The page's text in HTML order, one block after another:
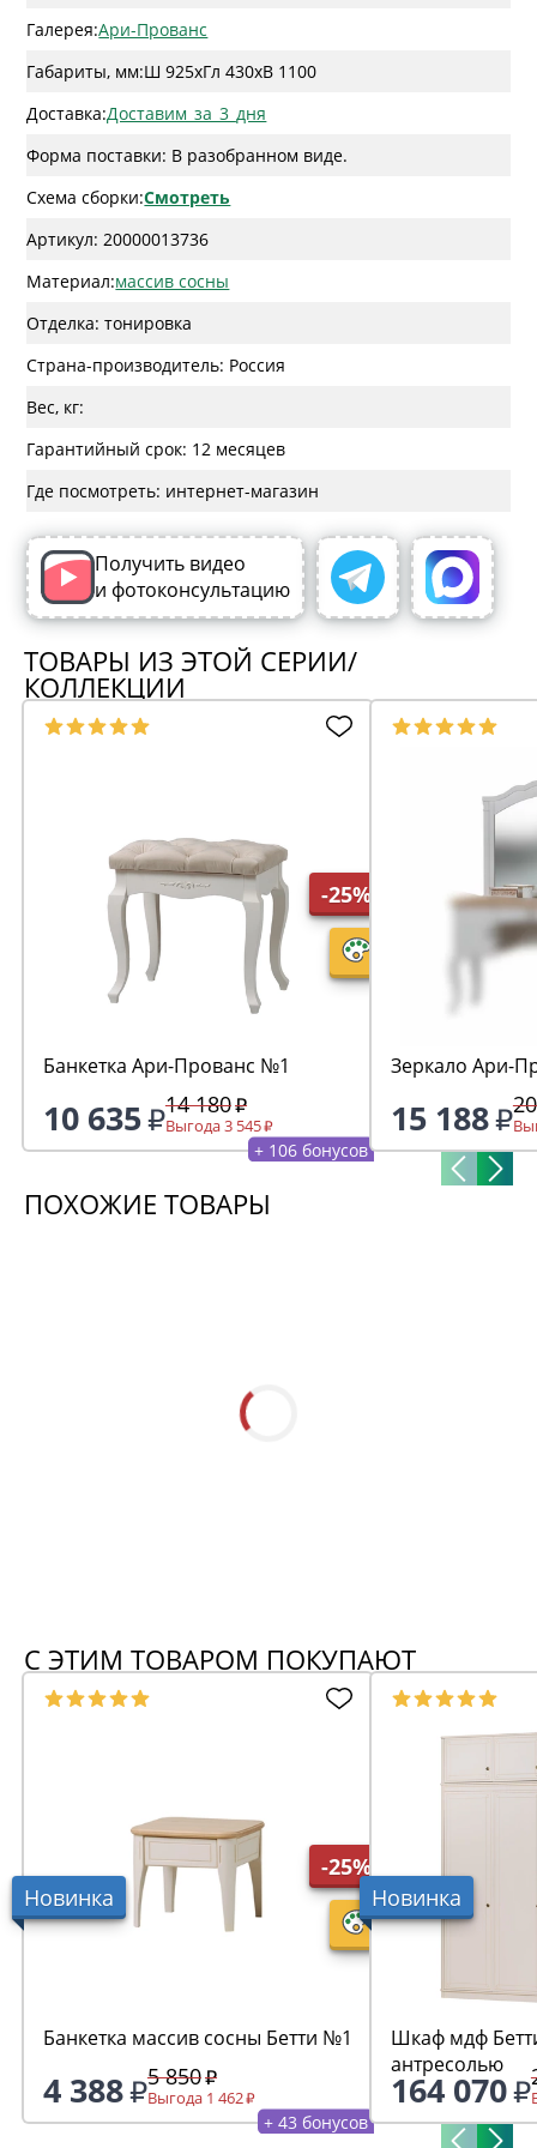
Галерея:Ари-Прованс
Габариты, мм:Ш 925xГл 430xВ 1100
Доставка:Доставим_за_3_дня
Форма поставки: В разобранном виде.
Схема сборки:Смотреть
Артикул: 20000013736
Материал:массив сосны
Отделка: тонировка
Страна-производитель: Россия
Вес, кг:
Гарантийный срок: 12 месяцев
Где посмотреть: интернет-магазин
Получить видео
и фотоконсультацию
ТОВАРЫ ИЗ ЭТОЙ СЕРИИ/
КОЛЛЕКЦИИ
-25%
Банкетка Ари-Прованс №1
10 635 14 180
Выгода 3 545
+ 106 бонусов
Зеркало Ари-
15 188
ПОХОЖИЕ ТОВАРЫ
С ЭТИМ ТОВАРОМ ПОКУПАЮТ
Новинка
-25%
Банкетка массив сосны Бетти №1
4 388 5 850
Выгода 1 462
+ 43 бонусов
Новинка
Шкаф мдф
антресолью
164 070